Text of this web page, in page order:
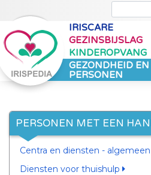
IRISCARE
GEZINSBIJSLAG
KINDEROPVANG
GEZONDHEID
PERSONEN
PERSONEN MET EEN
Centra en diensten - algemeen
Diensten voor thuishulp